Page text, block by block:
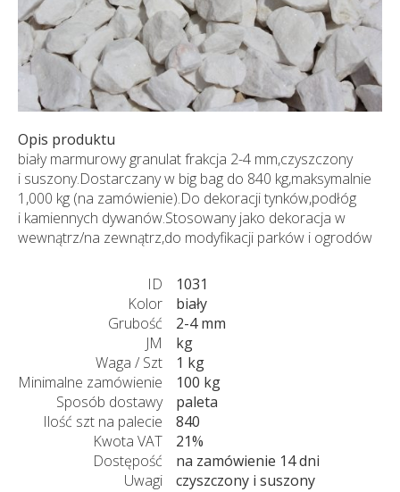
Opis produktu
biały marmurowy granulat frakcja 2-4 mm,czyszczony
i suszony.Dostarczany w big bag do 840 kg,maksymalnie
1,000 kg (na zamówienie).Do dekoracji tynków,podłóg
i kamiennych dywanów.Stosowany jako dekoracja w
wewnątrz/na zewnątrz,do modyfikacji parków i ogrodów
ID
1031
Kolor
biały
Grubość
2-4 mm
JM
kg
Waga / Szt
1 kg
Minimalne zamówienie
100 kg
Sposób dostawy
paleta
Ilość szt na palecie
840
Kwota VAT
21%
Dostępość
na zamówienie 14 dni
Uwagi
czyszczony i suszony